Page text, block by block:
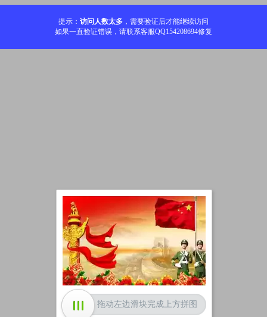
提示： 访问人数太多 ，需要验证后才能继续访问
如果一直验证错误，请联系客服QQ154208694修复
加载中
拖动左边滑块完成上方拼图